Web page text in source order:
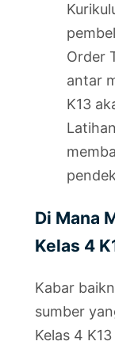
Order
antar
K13
Di Mana
Kelas 4
Kabar
sumber
Kelas 4